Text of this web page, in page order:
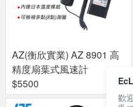
AZ(衡欣實業) AZ 8901 高
精度扇葉式風速計
$5500
歡